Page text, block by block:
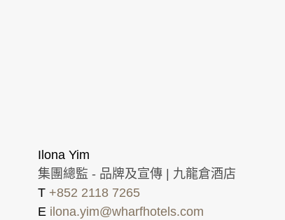
Ilona Yim
集團總監 - 品牌及宣傳 | 九龍倉酒店
T +852 2118 7265
E ilona.yim@wharfhotels.com